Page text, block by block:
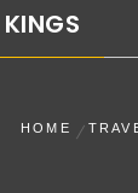
HOME